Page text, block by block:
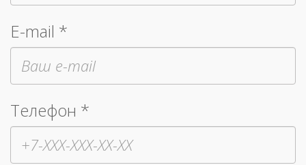
E-mail *
Телефон *